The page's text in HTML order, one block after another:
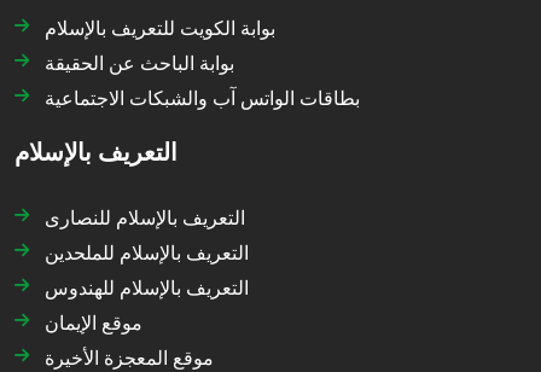
بوابة الكويت للتعريف بالإسلام
بوابة الباحث عن الحقيقة
بطاقات الواتس آب والشبكات الاجتماعية
التعريف بالإسلام
التعريف بالإسلام للنصارى
التعريف بالإسلام للملحدين
التعريف بالإسلام للهندوس
موقع الإيمان
موقع المعجزة الأخيرة